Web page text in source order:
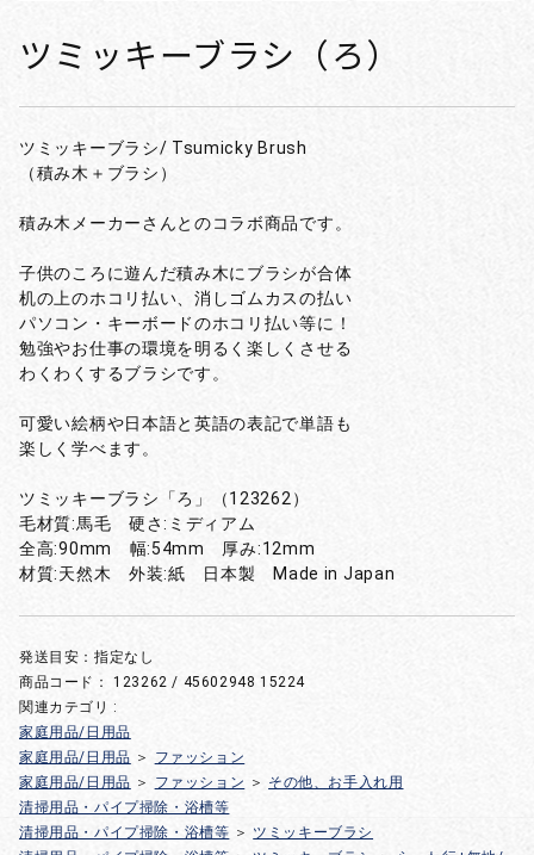
ツミッキーブラシ（ろ）
ツミッキーブラシ/ Tsumicky Brush
（積み木＋ブラシ）
積み木メーカーさんとのコラボ商品です。
子供のころに遊んだ積み木にブラシが合体
机の上のホコリ払い、消しゴムカスの払い
パソコン・キーボードのホコリ払い等に！
勉強やお仕事の環境を明るく楽しくさせる
わくわくするブラシです。
可愛い絵柄や日本語と英語の表記で単語も
楽しく学べます。
ツミッキーブラシ「ろ」（123262）
毛材質:馬毛 硬さ:ミディアム
全高:90mm 幅:54mm 厚み:12mm
材質:天然木 外装:紙 日本製 Made in Japan
発送目安：指定なし
商品コード： 123262 / 45602948 15224
関連カテゴリ :
家庭用品/日用品
家庭用品/日用品 ＞
ファッション
家庭用品/日用品 ＞ ファッション ＞ その他、お手入れ用
清掃用品・パイプ掃除・浴槽等
清掃用品・パイプ掃除・浴槽等 ＞ ツミッキーブラシ